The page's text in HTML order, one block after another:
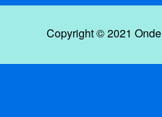
Copyright © 2021